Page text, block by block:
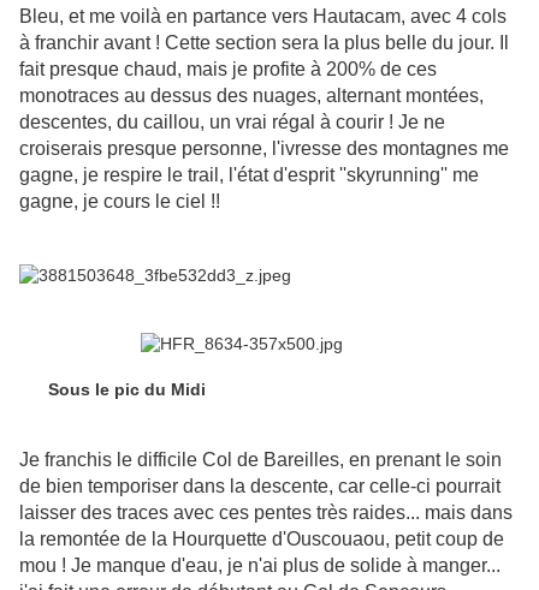
Bleu, et me voilà en partance vers Hautacam, avec 4 cols
à franchir avant ! Cette section sera la plus belle du jour. Il
fait presque chaud, mais je profite à 200% de ces
monotraces au dessus des nuages, alternant montées,
descentes, du caillou, un vrai régal à courir ! Je ne
croiserais presque personne, l'ivresse des montagnes me
gagne, je respire le trail, l'état d'esprit ''skyrunning'' me
gagne, je cours le ciel !!
Sous le pic du Midi
Je franchis le difficile Col de Bareilles, en prenant le soin
de bien temporiser dans la descente, car celle-ci pourrait
laisser des traces avec ces pentes très raides... mais dans
la remontée de la Hourquette d'Ouscouaou, petit coup de
mou ! Je manque d'eau, je n'ai plus de solide à manger...